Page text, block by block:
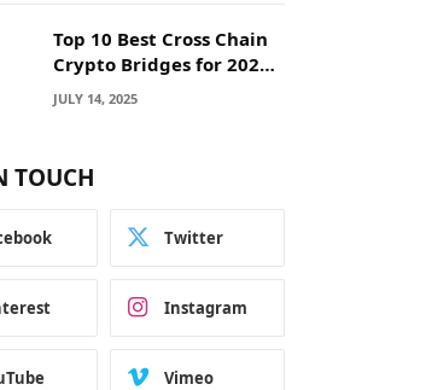
Top 10 Best Cross Chain
Crypto Bridges for 2025:
Seamless
Interoperability Across
JULY 14, 2025
TOUCH
Twitter
Instagram
Vimeo